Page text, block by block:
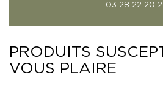
03 28 22 20
PRODUITS
VOUS PLAIRE